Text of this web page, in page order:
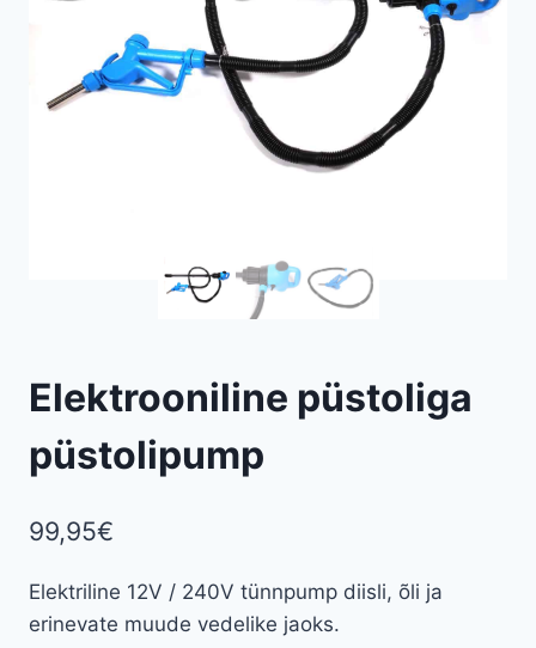
Elektrooniline püstoliga
püstolipump
99,95€
Elektriline 12V / 240V tünnpump diisli, õli ja
erinevate muude vedelike jaoks.